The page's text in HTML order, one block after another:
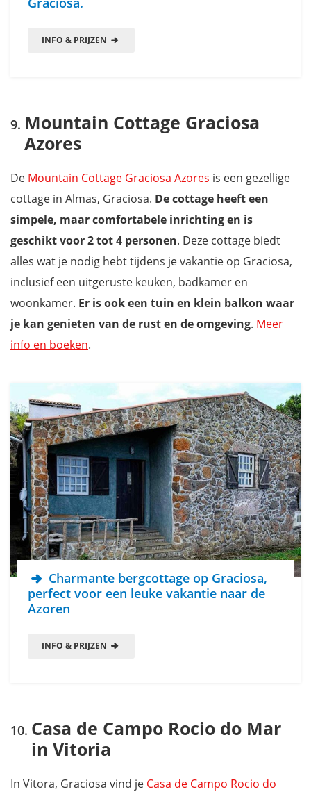
INFO & PRIJZEN
Mountain Cottage Graciosa
Azores
De Mountain Cottage Graciosa Azores is een gezellige
cottage in Almas, Graciosa. De cottage heeft een
simpele, maar comfortabele inrichting en is
geschikt voor 2 tot 4 personen. Deze cottage biedt
alles wat je nodig hebt tijdens je vakantie op Graciosa,
inclusief een uitgeruste keuken, badkamer en
woonkamer. Er is ook een tuin en klein balkon waar
je kan genieten van de rust en de omgeving. Meer
info en boeken.
Charmante bergcottage op Graciosa,
perfect voor een leuke vakantie naar de
Azoren
INFO & PRIJZEN
Casa de Campo Rocio do Mar
in Vitoria
In Vitora, Graciosa vind je Casa de Campo Rocio do